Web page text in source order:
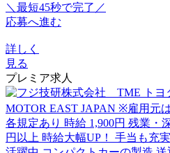
＼最短45秒で完了／
応募へ進む
詳しく
見る
プレミア求人